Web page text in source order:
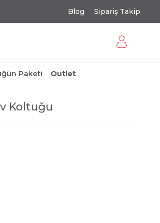
Blog Sipariş Takip
Paketi Outlet
Koltuğu